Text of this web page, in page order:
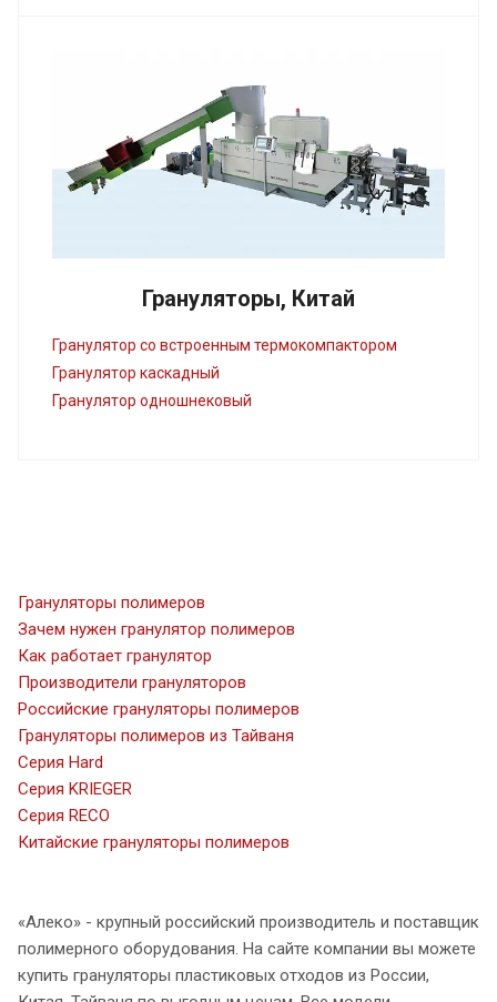
Грануляторы, Китай
Гранулятор со встроенным термокомпактором
Гранулятор каскадный
Гранулятор одношнековый
Грануляторы полимеров
Зачем нужен гранулятор полимеров
Как работает гранулятор
Производители грануляторов
Российские грануляторы полимеров
Грануляторы полимеров из Тайваня
Серия Hard
Серия KRIEGER
Серия RECO
Китайские грануляторы полимеров
«Алеко» - крупный российский производитель и поставщик
полимерного оборудования. На сайте компании вы можете
купить грануляторы пластиковых отходов из России,